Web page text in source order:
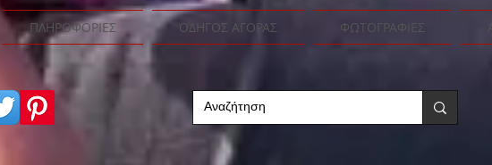
ΠΛΗΡΟΦΟΡΙΕΣ ΟΔΗΓΟΣ ΑΓΟΡΑΣ ΦΩΤΟΓΡΑΦΙΕΣ